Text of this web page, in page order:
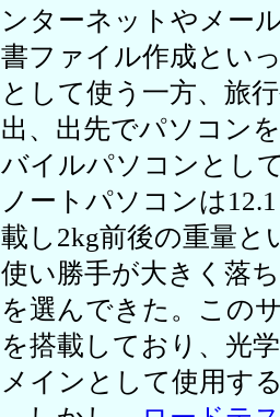
ンターネットやメー
書ファイル作成とい
として使う一方、旅
出、出先でパソコン
バイルパソコンとし
ノートパソコンは
載し2kg前後の重量
使い勝手が大きく落
を選んできた。この
を搭載しており、光
メインとして使用す